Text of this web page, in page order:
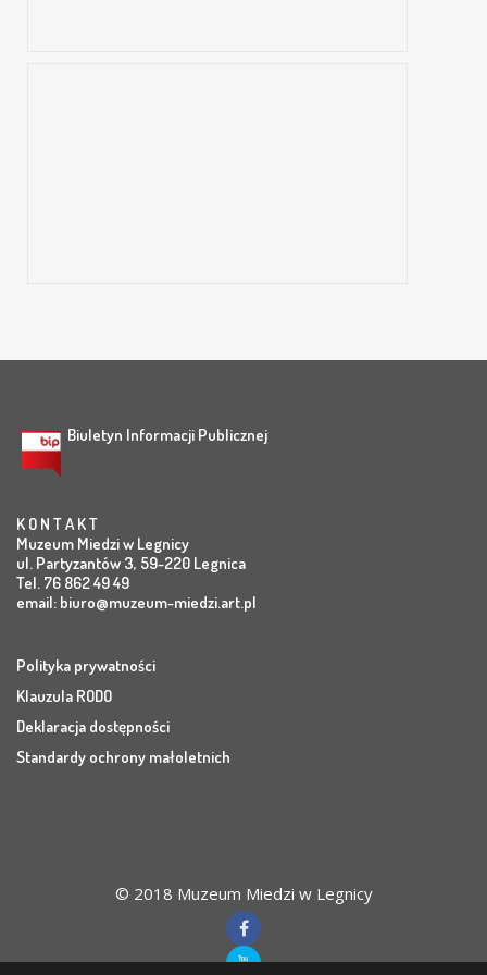
Biuletyn Informacji Publicznej
K O N T A K T
Muzeum Miedzi w Legnicy
ul. Partyzantów 3, 59-220 Legnica
Tel. 76 862 49 49
email: biuro@muzeum-miedzi.art.pl
Polityka prywatności
Klauzula RODO
Deklaracja dostępności
Standardy ochrony małoletnich
© 2018 Muzeum Miedzi w Legnicy